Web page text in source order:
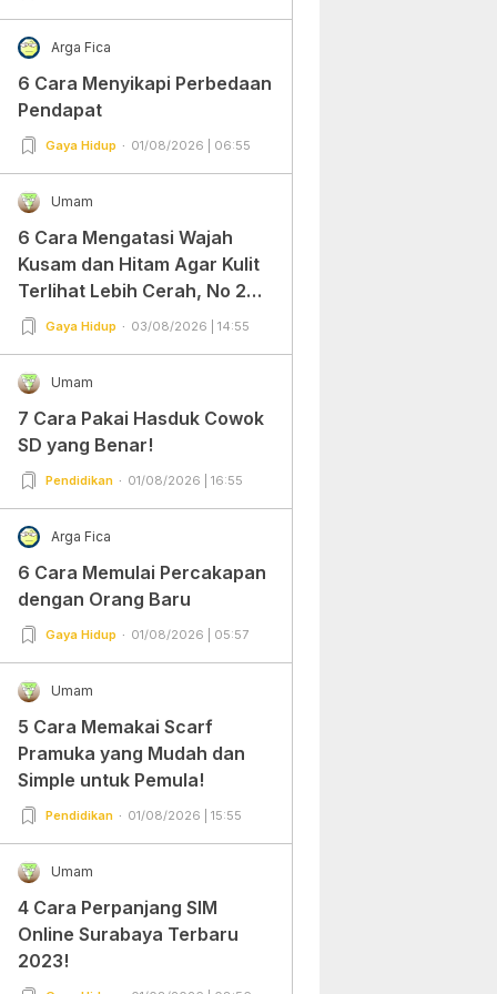
Arga Fica
6 Cara Menyikapi Perbedaan
Pendapat
Gaya Hidup 01/08/2026 | 06:55
Umam
6 Cara Mengatasi Wajah
Kusam dan Hitam Agar Kulit
Terlihat Lebih Cerah, No 2
Gampang Banget dan Mudah
Gaya Hidup 03/08/2026 | 14:55
Umam
7 Cara Pakai Hasduk Cowok
SD yang Benar!
Pendidikan 01/08/2026 | 16:55
Arga Fica
6 Cara Memulai Percakapan
dengan Orang Baru
Gaya Hidup 01/08/2026 | 05:57
Umam
5 Cara Memakai Scarf
Pramuka yang Mudah dan
Simple untuk Pemula!
Pendidikan 01/08/2026 | 15:55
Umam
4 Cara Perpanjang SIM
Online Surabaya Terbaru
2023!